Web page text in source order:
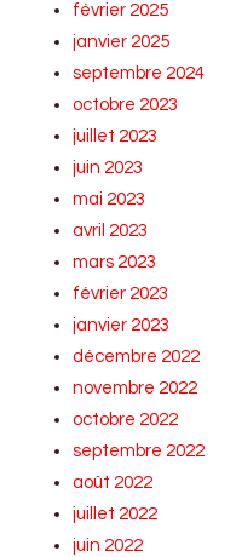
février 2025
janvier 2025
septembre 2024
octobre 2023
juillet 2023
juin 2023
mai 2023
avril 2023
mars 2023
février 2023
janvier 2023
décembre 2022
novembre 2022
octobre 2022
septembre 2022
août 2022
juillet 2022
juin 2022